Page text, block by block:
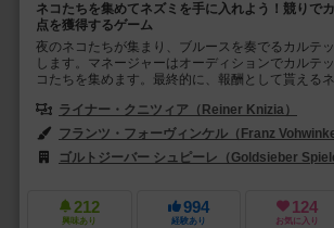
ネコたちを集めてネズミを手に入れよう！競りで
点を獲得するゲーム
夜のネコたちが集まり、ブルースを奏でるカルテ
します。マネージャーはオーディションでカルテ
コたちを集めます。最終的に、報酬として貰える
ライナー・クニツィア（Reiner Knizia）
フランツ・フォーヴィンケル（Franz
ゴルトジーバー シュピーレ（Goldsieber
212
興味あり
994
経験あり
124
お気に入り